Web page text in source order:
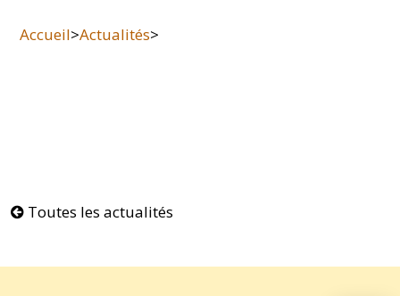
Accueil>Actualités>
Toutes les actualités